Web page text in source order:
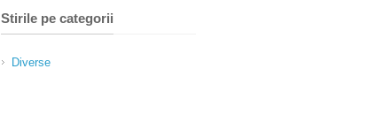
Stirile pe categorii
Diverse